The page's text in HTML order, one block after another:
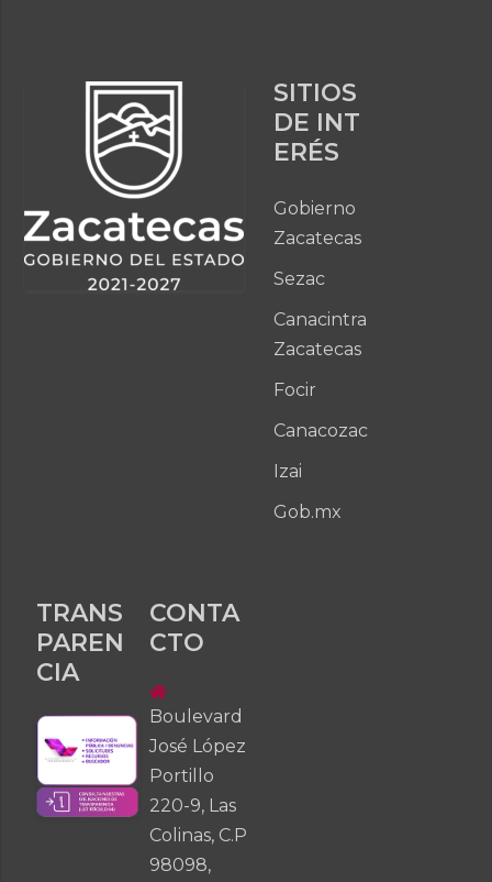
SITIOS
DE INT
ERÉS
Gobierno
Zacatecas
Sezac
Canacintra
Zacatecas
Focir
Canacozac
Izai
Gob.mx
TRANS
PAREN
CIA
CONTA
CTO
Boulevard
José López
Portillo
220-9, Las
Colinas, C.P
98098,